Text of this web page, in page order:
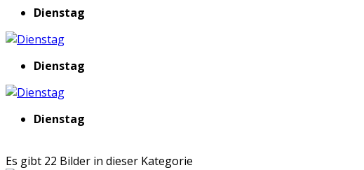
Dienstag
Dienstag
Dienstag
Es gibt 22 Bilder in dieser Kategorie